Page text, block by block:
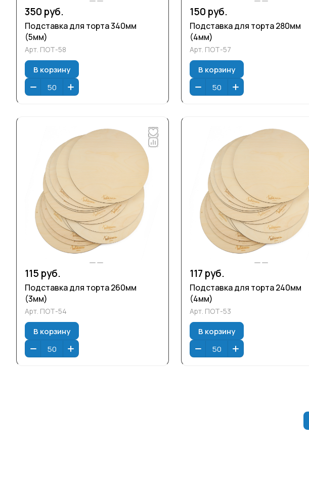
350 руб.
Подставка для торта 340мм
(5мм)
Арт. ПОТ-58
В корзину
150 руб.
Подставка для торта 280мм
(4мм)
Арт. ПОТ-57
В корзину
115 руб.
Подставка для торта 260мм
(3мм)
Арт. ПОТ-54
В корзину
117 руб.
Подставка для торта 240мм
(4мм)
Арт. ПОТ-53
В корзину